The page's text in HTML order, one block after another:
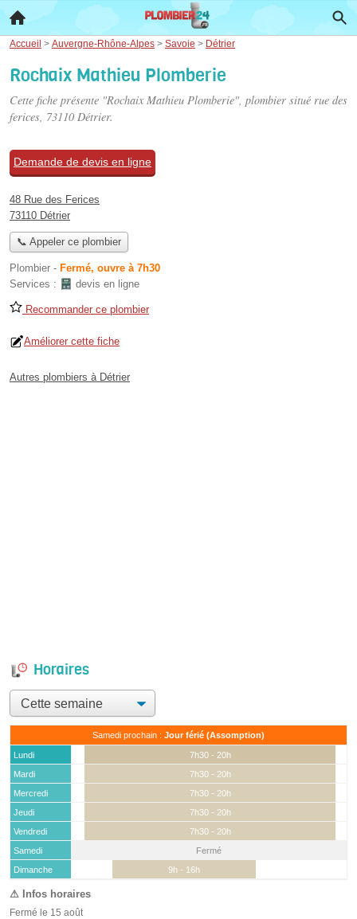
Accueil > Auvergne-Rhône-Alpes > Savoie > Détrier
Rochaix Mathieu Plomberie
Cette fiche présente "Rochaix Mathieu Plomberie", plombier situé rue des
ferices, 73110 Détrier.
Demande de devis en ligne
48 Rue des Ferices
73110 Détrier
📞 Appeler ce plombier
Plombier - Fermé, ouvre à 7h30
Services :
devis en ligne
Recommander ce plombier
Améliorer cette fiche
Autres plombiers à Détrier
Horaires
Samedi prochain : Jour férié (Assomption)
Lundi
7h30 - 20h
Mardi
7h30 - 20h
Mercredi
7h30 - 20h
Jeudi
7h30 - 20h
Vendredi
7h30 - 20h
Samedi
(15 août)
Fermé
Dimanche
9h - 16h
Fermé le 15 août